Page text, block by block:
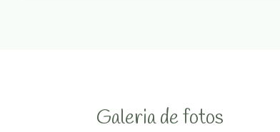
Galeria de fotos